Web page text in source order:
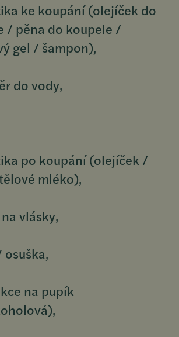
ke koupání (olejíček do
/ pěna do koupele /
gel / šampon),
do vody,
po koupání (olejíček /
mléko),
vlásky,
na pupík